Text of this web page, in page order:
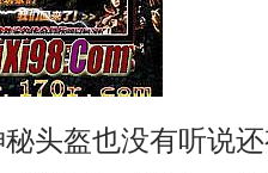
头盔也没有听说